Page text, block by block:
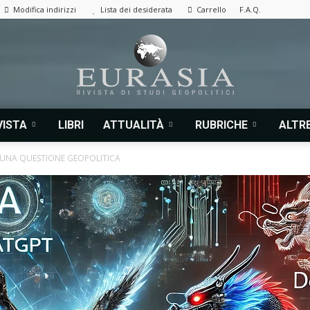
Modifica indirizzi Lista dei desiderata Carrello F.A.Q.
|
LIBRI ATTUALITÀ RUBRICHE
UNA QUESTIONE GEOPOLITICA